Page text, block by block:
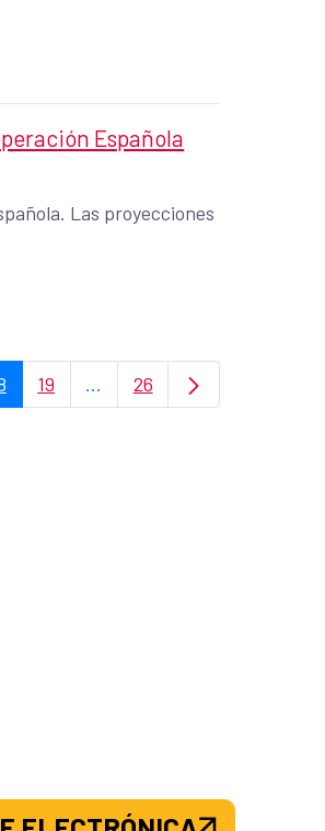
Española
Las proyecciones
Use TAB para desplazarse.
Página
19 ...Páginas intermedias Use
Página
26